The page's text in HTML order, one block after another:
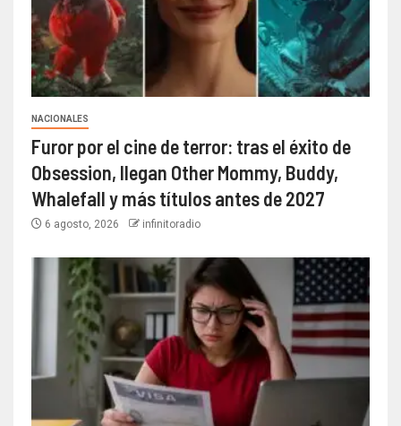
NACIONALES
Furor por el cine de terror: tras el éxito de
Obsession, llegan Other Mommy, Buddy,
Whalefall y más títulos antes de 2027
6 agosto, 2026 infinitoradio